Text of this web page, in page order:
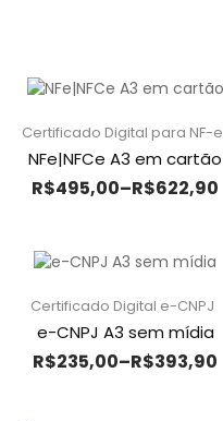
Certificado Digital para NF-e
NFe|NFCe A3 em cartão
R$495,00–R$622,90
Certificado Digital e-CNPJ
e-CNPJ A3 sem mídia
R$235,00–R$393,90